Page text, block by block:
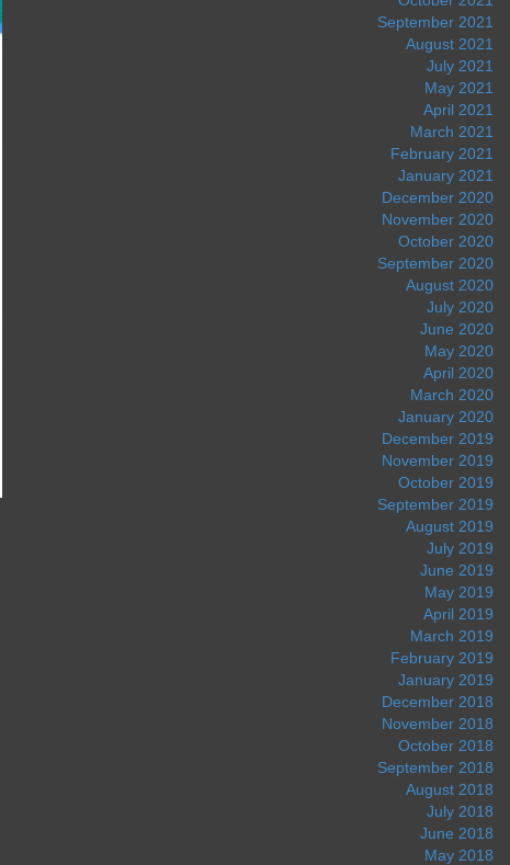
September 2021
August 2021
July 2021
May 2021
April 2021
March 2021
February 2021
January 2021
December 2020
November 2020
October 2020
September 2020
August 2020
July 2020
June 2020
May 2020
April 2020
March 2020
January 2020
December 2019
November 2019
October 2019
September 2019
August 2019
July 2019
June 2019
May 2019
April 2019
March 2019
February 2019
January 2019
December 2018
November 2018
October 2018
September 2018
August 2018
July 2018
June 2018
May 2018